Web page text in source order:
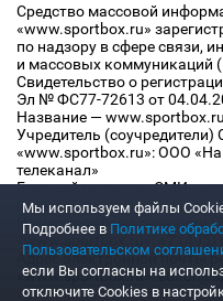
Средство массовой
«www.sportbox.ru»
по надзору в сфере связи,
и массовых коммуникаций
Свидетельство о
Эл № ФС77-72613 от
Название — www.sportbox.ru
Учредитель (соучредители)
«www.sportbox.ru»: ООО
телеканал»
Главный редактор СМИ
Конов В.А.
Номер телефона редакции
«www.sportbox.ru»: +7 (495)
Адрес электронной почты
«www.sportbox.ru»:
Мы используем файлы Сookie
Подробнее в Политике
Пользовательском
если Вы согласны на
отключите Cookies в